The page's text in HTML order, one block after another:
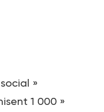
»
1 000 »